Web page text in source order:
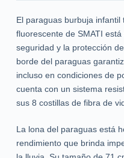
El paraguas burbuja
fluorescente de SMATI
seguridad y la protección
borde del paraguas
incluso en condiciones de
cuenta con un sistema
sus 8 costillas de fibra de
La lona del paraguas está
rendimiento que brinda